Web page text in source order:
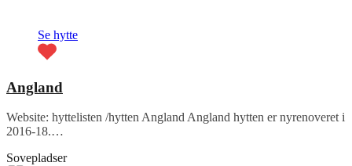
Se hytte
Angland
Website: hyttelisten /hytten Angland Angland hytten er nyrenoveret i
2016-18.…
Sovepladser